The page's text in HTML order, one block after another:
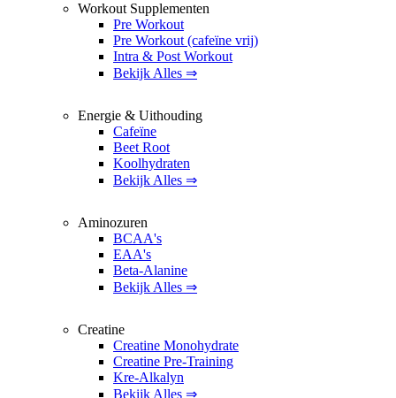
Workout Supplementen
Pre Workout
Pre Workout (cafeïne vrij)
Intra & Post Workout
Bekijk Alles ⇒
Energie & Uithouding
Cafeïne
Beet Root
Koolhydraten
Bekijk Alles ⇒
Aminozuren
BCAA's
EAA's
Beta-Alanine
Bekijk Alles ⇒
Creatine
Creatine Monohydrate
Creatine Pre-Training
Kre-Alkalyn
Bekijk Alles ⇒